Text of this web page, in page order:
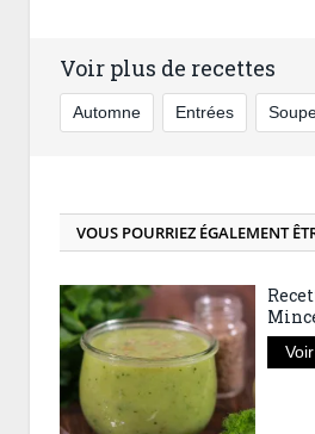
Voir plus de recettes
Automne Entrées
VOUS POURRIEZ ÉGALEMENT